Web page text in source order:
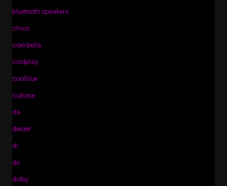
bluetooth speakers
chico
ciao bella
coldplay
coolblue
cubase
da
deezer
di
do
dolby